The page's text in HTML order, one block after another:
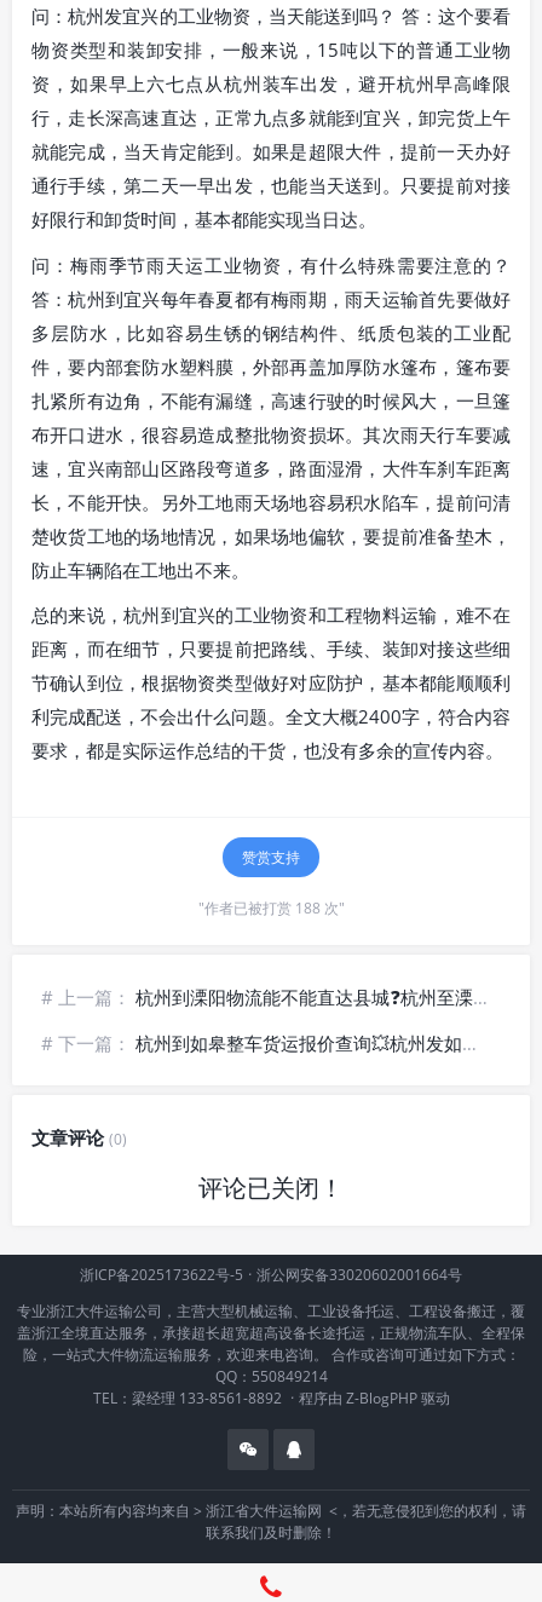
问：杭州发宜兴的工业物资，当天能送到吗？ 答：这个要看
物资类型和装卸安排，一般来说，15吨以下的普通工业物
资，如果早上六七点从杭州装车出发，避开杭州早高峰限
行，走长深高速直达，正常九点多就能到宜兴，卸完货上午
就能完成，当天肯定能到。如果是超限大件，提前一天办好
通行手续，第二天一早出发，也能当天送到。只要提前对接
好限行和卸货时间，基本都能实现当日达。
问：梅雨季节雨天运工业物资，有什么特殊需要注意的？
答：杭州到宜兴每年春夏都有梅雨期，雨天运输首先要做好
多层防水，比如容易生锈的钢结构件、纸质包装的工业配
件，要内部套防水塑料膜，外部再盖加厚防水篷布，篷布要
扎紧所有边角，不能有漏缝，高速行驶的时候风大，一旦篷
布开口进水，很容易造成整批物资损坏。其次雨天行车要减
速，宜兴南部山区路段弯道多，路面湿滑，大件车刹车距离
长，不能开快。另外工地雨天场地容易积水陷车，提前问清
楚收货工地的场地情况，如果场地偏软，要提前准备垫木，
防止车辆陷在工地出不来。
总的来说，杭州到宜兴的工业物资和工程物料运输，难不在
距离，而在细节，只要提前把路线、手续、装卸对接这些细
节确认到位，根据物资类型做好对应防护，基本都能顺顺利
利完成配送，不会出什么问题。全文大概2400字，符合内容
要求，都是实际运作总结的干货，也没有多余的宣传内容。
赞赏支持
"作者已被打赏 188 次"
# 上一篇： 杭州到溧阳物流能不能直达县城❓杭州至溧阳县域乡镇配送
# 下一篇： 杭州到如皋整车货运报价查询💥杭州发如皋大件专线车辆调配
文章评论(0)
评论已关闭！
浙ICP备2025173622号-5 · 浙公网安备33020602001664号
专业浙江大件运输公司，主营大型机械运输、工业设备托运、工程设备搬迁，覆
盖浙江全境直达服务，承接超长超宽超高设备长途托运，正规物流车队、全程保
险，一站式大件物流运输服务，欢迎来电咨询。 合作或咨询可通过如下方式：
QQ：550849214
TEL：梁经理 133-8561-8892 · 程序由 Z-BlogPHP驱动
声明：本站所有内容均来自 > 浙江省大件运输网 <，若无意侵犯到您的权利，请
联系我们及时删除！